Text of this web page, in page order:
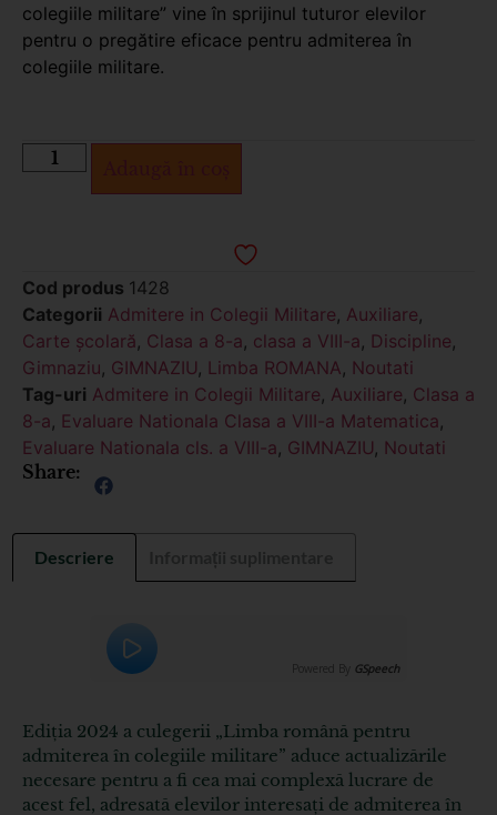
colegiile militare” vine în sprijinul tuturor elevilor
pentru o pregătire eficace pentru admiterea în
colegiile militare.
Cod produs 1428
Categorii Admitere in Colegii Militare, Auxiliare,
Carte școlară, Clasa a 8-a, clasa a VIII-a, Discipline,
Gimnaziu, GIMNAZIU, Limba ROMANA, Noutati
Tag-uri Admitere in Colegii Militare, Auxiliare, Clasa a
8-a, Evaluare Nationala Clasa a VIII-a Matematica,
Evaluare Nationala cls. a VIII-a, GIMNAZIU, Noutati
Share:
Descriere
Powered By GSpeech
Ediția 2024 a culegerii „Limba română pentru
admiterea în colegiile militare” aduce actualizările
necesare pentru a fi cea mai complexă lucrare de
acest fel, adresată elevilor interesați de admiterea în